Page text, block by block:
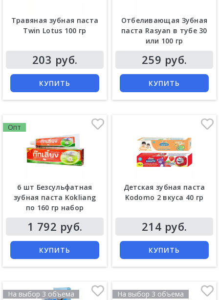
Травяная зубная паста
Twin Lotus 100 гр
203 руб.
КУПИТЬ
Отбеливающая Зубная
паста Rasyan в тубе 30
или 100 гр
259 руб.
КУПИТЬ
Опт
6 шт Безсульфатная
зубная паста Kokliang
по 160 гр набор
1 792 руб.
КУПИТЬ
Детская зубная паста
Kodomo 2 вкуса 40 гр
214 руб.
КУПИТЬ
На выбор 3 объема На выбор 3 объема